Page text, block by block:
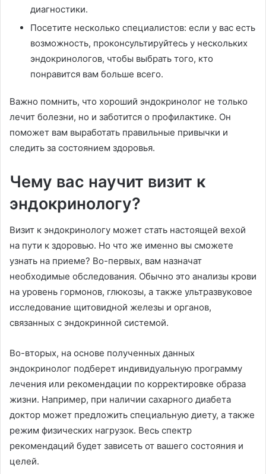
диагностики.
Посетите несколько специалистов: если у вас есть
возможность, проконсультируйтесь у нескольких
эндокринологов, чтобы выбрать того, кто
понравится вам больше всего.
Важно помнить, что хороший эндокринолог не только
лечит болезни, но и заботится о профилактике. Он
поможет вам выработать правильные привычки и
следить за состоянием здоровья.
Чему вас научит визит к
эндокринологу?
Визит к эндокринологу может стать настоящей вехой
на пути к здоровью. Но что же именно вы сможете
узнать на приеме? Во-первых, вам назначат
необходимые обследования. Обычно это анализы крови
на уровень гормонов, глюкозы, а также ультразвуковое
исследование щитовидной железы и органов,
связанных с эндокринной системой.
Во-вторых, на основе полученных данных
эндокринолог подберет индивидуальную программу
лечения или рекомендации по корректировке образа
жизни. Например, при наличии сахарного диабета
доктор может предложить специальную диету, а также
режим физических нагрузок. Весь спектр
рекомендаций будет зависеть от вашего состояния и
целей.